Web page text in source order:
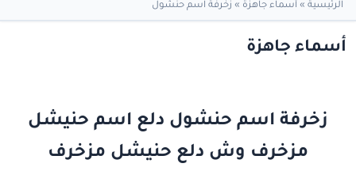
الرئيسية » أسماء جاهزة » زخرفة اسم حنشول
أسماء جاهزة
زخرفة اسم حنشول دلع اسم حنيشل
مزخرف وش دلع حنيشل مزخرف